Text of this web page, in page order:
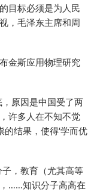
目标必须是为人民
，毛泽东主席和周
金斯应用物理研究
原因是中国受了两
许多人在不知不觉
结果，使得‘学而优
，教育（尤其高等
……知识分子高高在